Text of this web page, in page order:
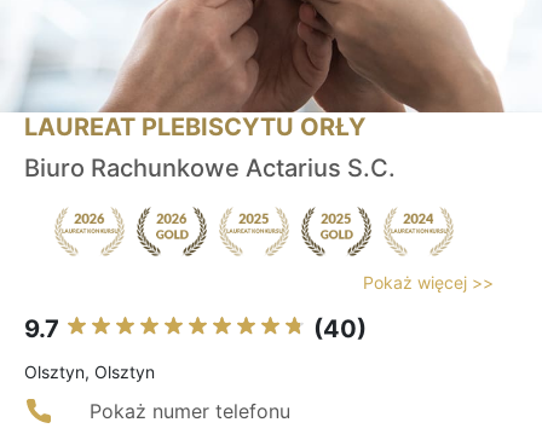
LAUREAT PLEBISCYTU ORŁY
Biuro Rachunkowe Actarius S.C.
Pokaż więcej >>
9.7 (40)
Olsztyn, Olsztyn
Pokaż numer telefonu